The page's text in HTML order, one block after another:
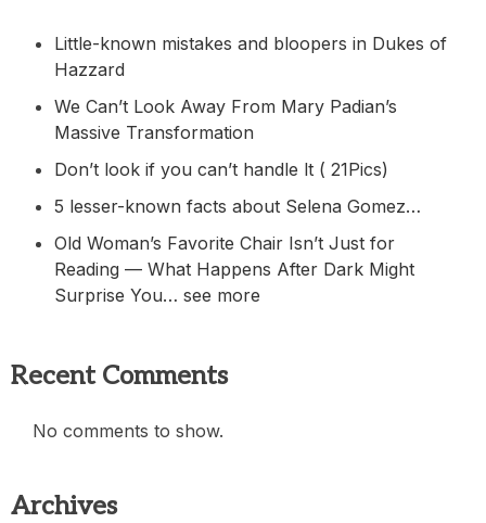
Little-known mistakes and bloopers in Dukes of
Hazzard
We Can’t Look Away From Mary Padian’s
Massive Transformation
Don’t look if you can’t handle lt ( 21Pics)
5 lesser-known facts about Selena Gomez…
Old Woman’s Favorite Chair Isn’t Just for
Reading — What Happens After Dark Might
Surprise You… see more
Recent Comments
No comments to show.
Archives